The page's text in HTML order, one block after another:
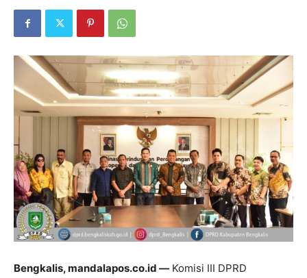
Bengkalis, mandalapos.co.id — Komisi III DPRD